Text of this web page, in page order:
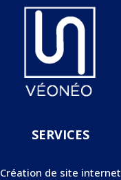
SERVICES
Création de site internet